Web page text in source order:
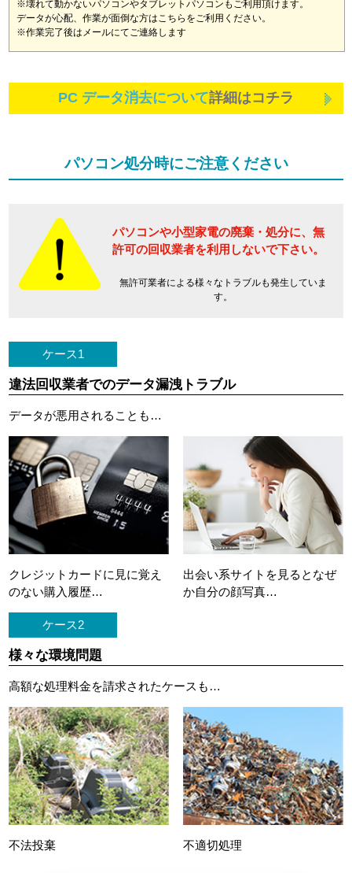
※壊れて動かないパソコンやタブレットパソコンもご利用頂けます。
データが心配、作業が面倒な方はこちらをご利用ください。
※作業完了後はメールにてご連絡します
PC データ消去について詳細はコチラ
パソコン処分時にご注意ください
パソコンや小型家電の廃棄・処分に、 無
許可の回収業者を利用しないで下さい。
無許可業者による様々なトラブルも発生していま
す。
ケース1
違法回収業者でのデータ漏洩トラブル
データが悪用されることも…
クレジットカードに 見に覚え
のない購入履歴…
出会い系サイトを見ると なぜ
か自分の顔写真…
ケース2
様々な環境問題
高額な処理料金を請求されたケースも…
不法投棄 不適切処理